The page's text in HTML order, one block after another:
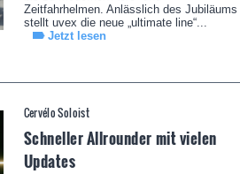
Zeitfahrhelmen. Anlässlich des Jubiläums
stellt uvex die neue „ultimate line“...
Jetzt lesen
Cervélo Soloist
Schneller Allrounder mit vielen
Updates